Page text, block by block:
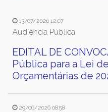
13/07/2026 12:07
Audiência Pública
EDITAL DE
Pública para a Lei
Orçamentárias de
29/06/2026 08:58